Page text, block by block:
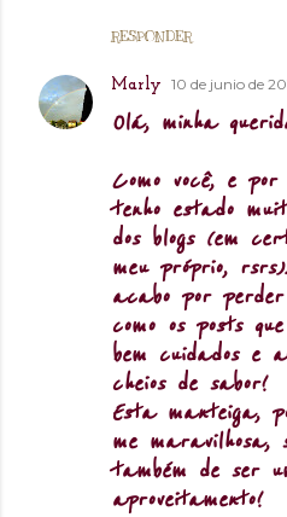
RESPONDER
Marly 10 de junio de
Olá, minha
Como você, e
tenho estado
dos blogs (em
meu próprio,
acabo por
como os posts
bem cuidados e
cheios de sabor!
Esta manteiga,
me maravilhosa,
também de ser
aproveitamento!